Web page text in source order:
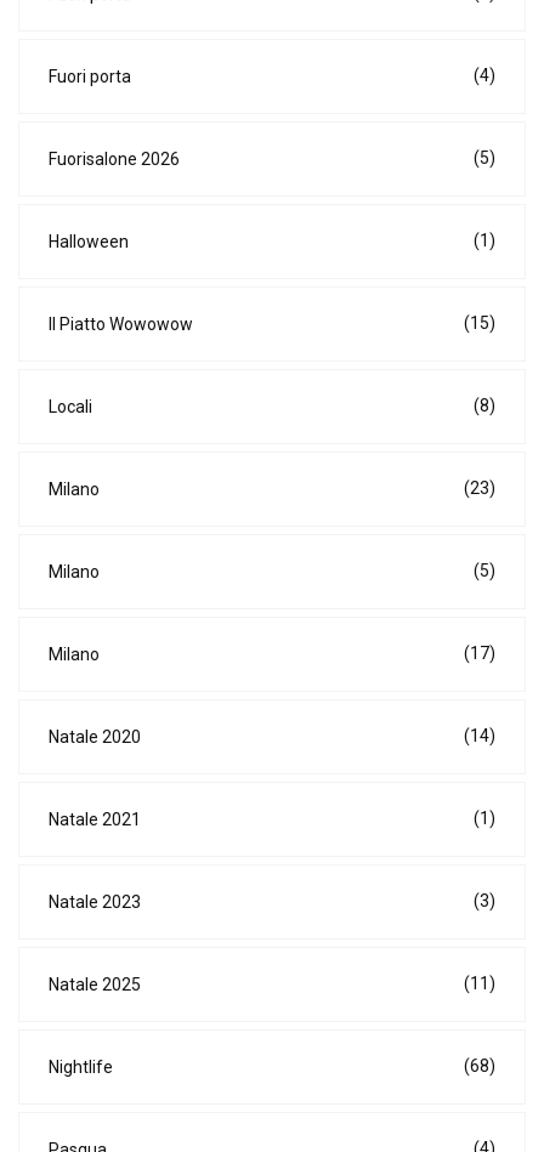
Fuori porta (4)
Fuorisalone 2026 (5)
Halloween (1)
Il Piatto Wowowow (15)
Locali (8)
Milano (23)
Milano (5)
Milano (17)
Natale 2020 (14)
Natale 2021 (1)
Natale 2023 (3)
Natale 2025 (11)
Nightlife (68)